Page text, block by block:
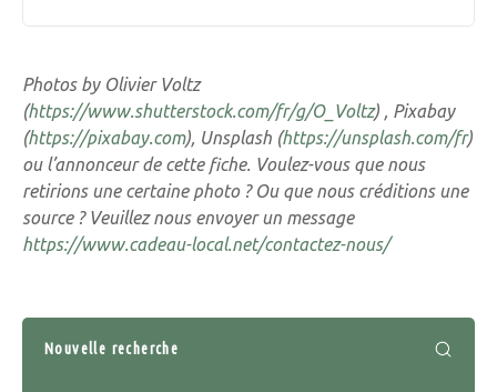
Photos by Olivier Voltz
(https://www.shutterstock.com/fr/g/O_Voltz) , Pixabay
(https://pixabay.com), Unsplash (https://unsplash.com/fr)
ou l’annonceur de cette fiche. Voulez-vous que nous
retirions une certaine photo ? Ou que nous créditions une
source ? Veuillez nous envoyer un message
https://www.cadeau-local.net/contactez-nous/
Nouvelle recherche